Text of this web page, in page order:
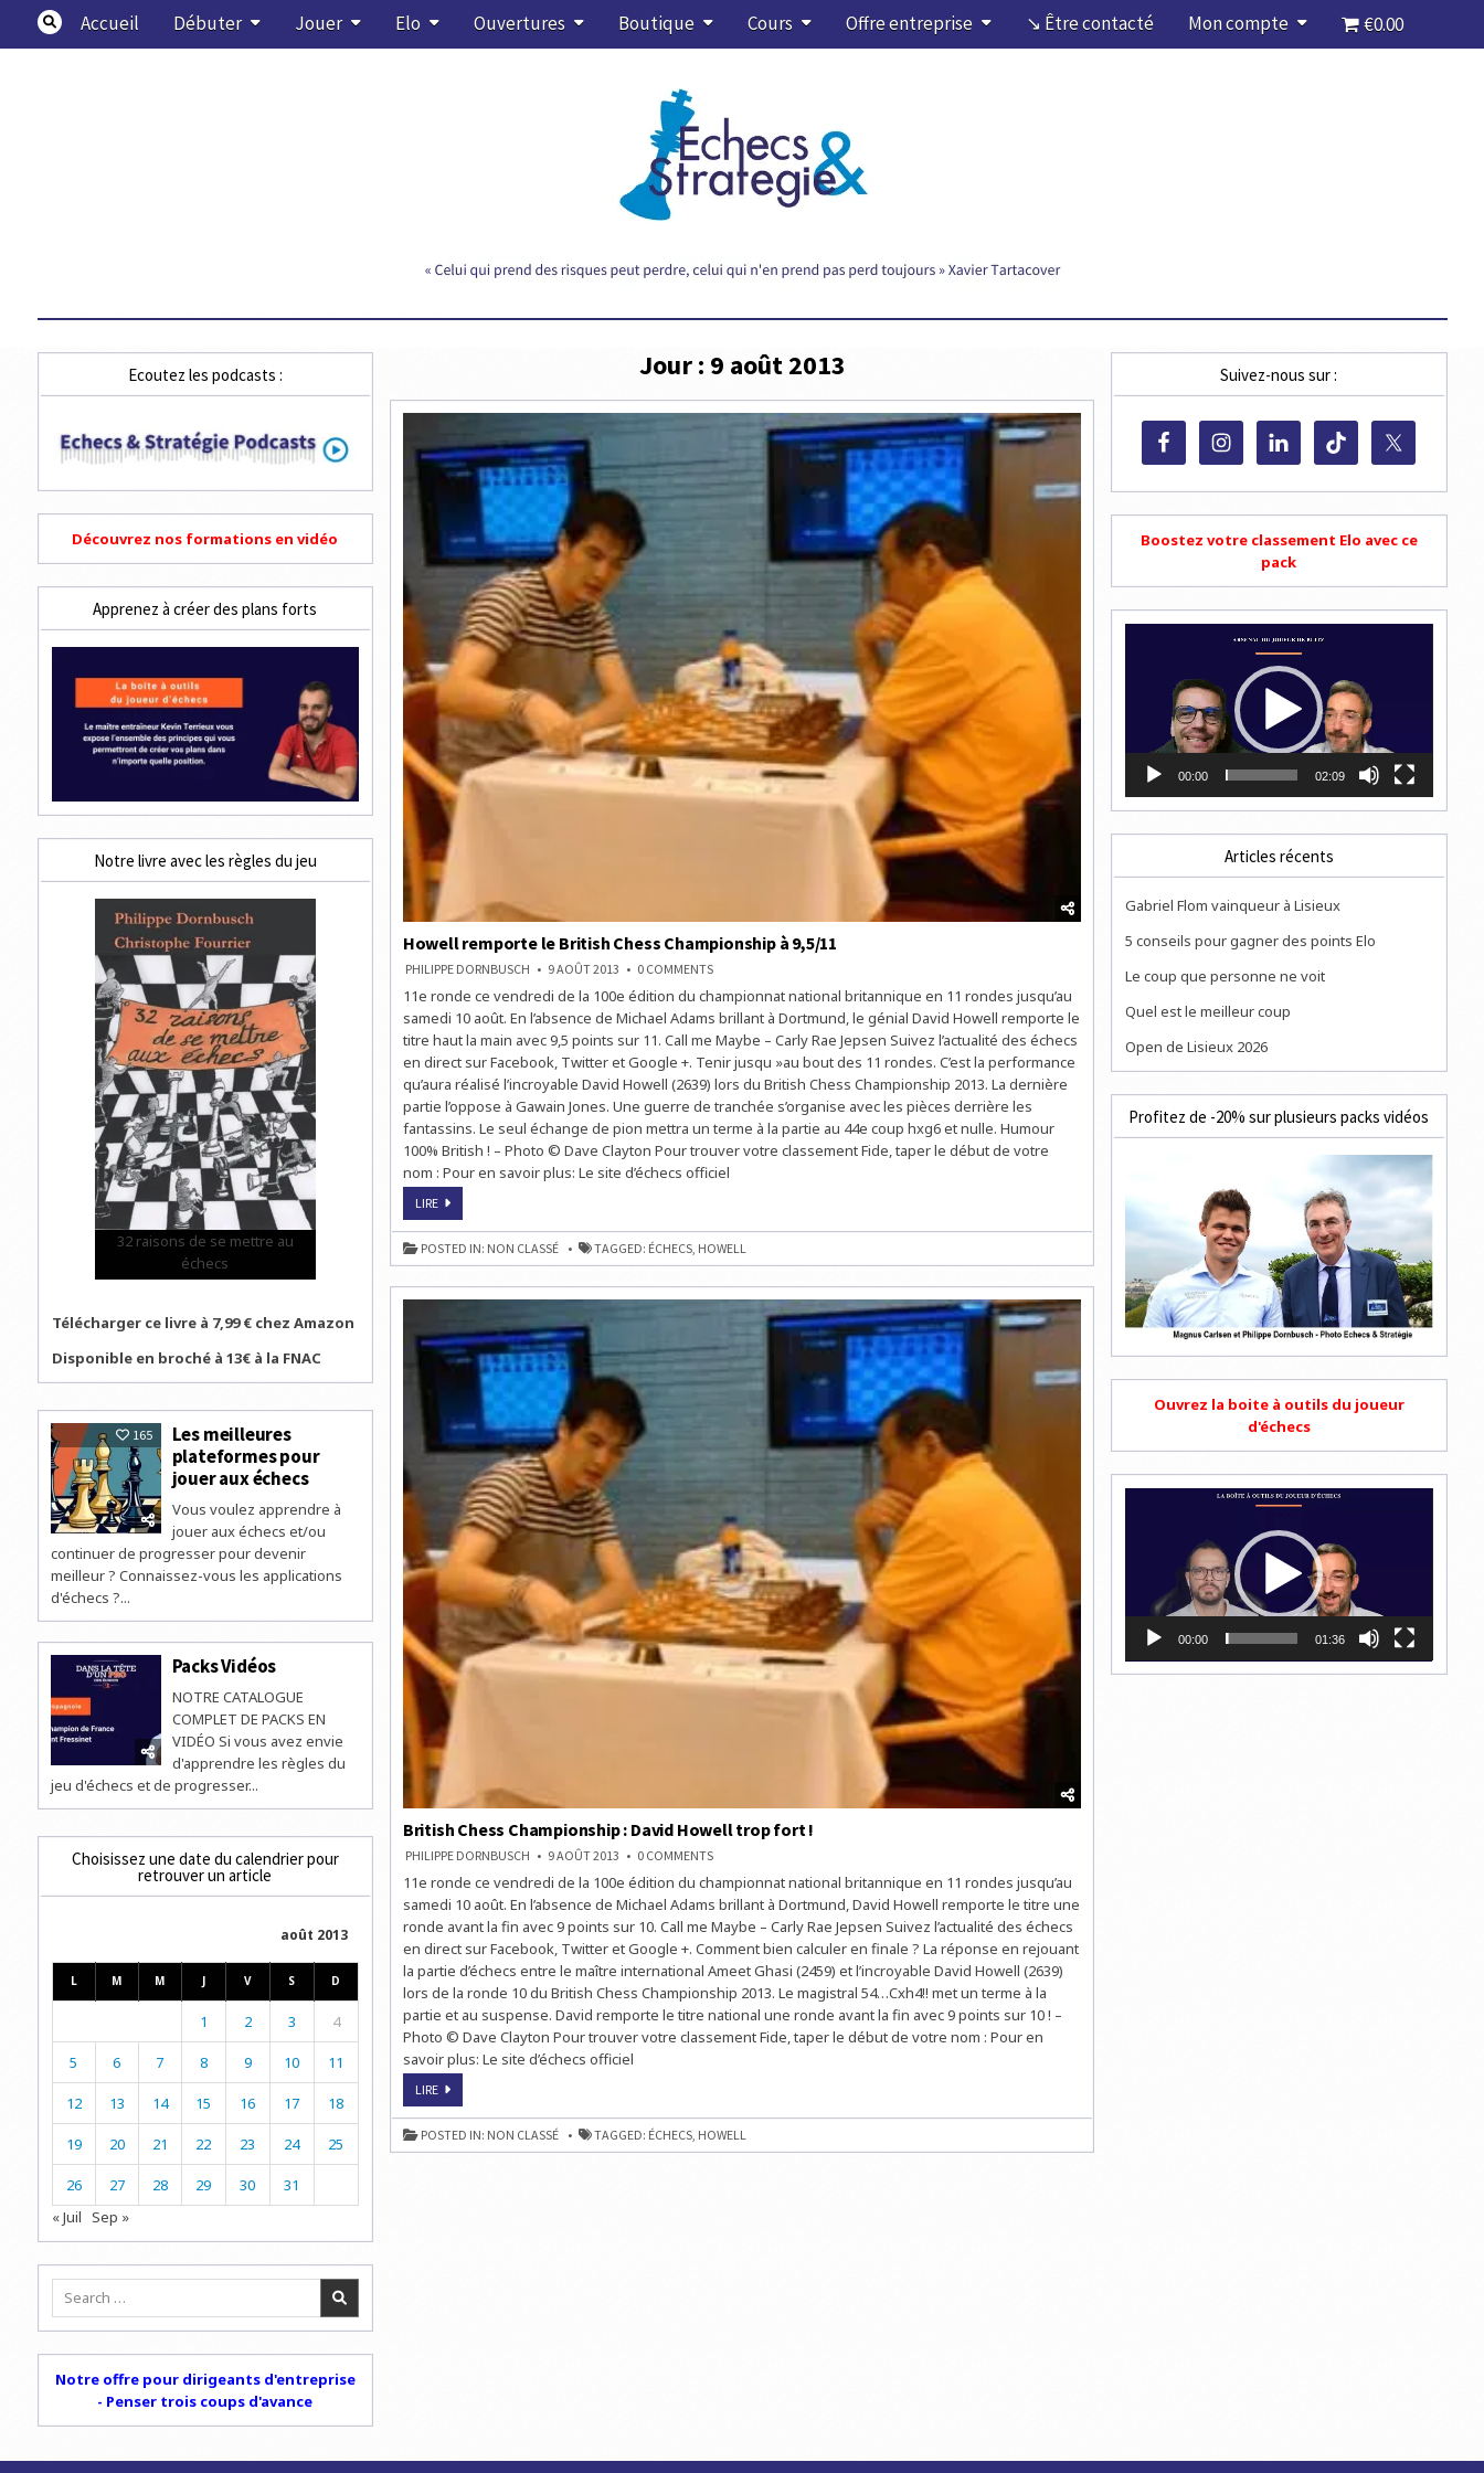
content
Accueil Débuter Jouer Elo Ouvertures Boutique Cours Offre entreprise ↘ Être contacté Mon compte €0.00
Jour : 9 août 2013
Howell remporte le British Chess Championship à 9,5/11
PHILIPPE DORNBUSCH 9 AOÛT 2013 0 COMMENTSON
REMPORTE
BRITISH
CHESS
CHAMPIONSHIP
À
9,5/11
11e ronde ce vendredi de la 100e édition du championnat national britannique en 11 rondes jusqu’au
samedi 10 août. En l’absence de Michael Adams brillant à Dortmund, le génial David Howell remporte le
titre haut la main avec 9,5 points sur 11. Call me Maybe – Carly Rae Jepsen Suivez l’actualité des échecs
en direct sur Facebook, Twitter et Google +. Tenir jusqu »au bout des 11 rondes. C’est la performance
qu’aura réalisé l’incroyable David Howell (2639) lors du British Chess Championship 2013. La dernière
partie l’oppose à Gawain Jones. Une guerre de tranchée s’organise avec les pièces derrière les
fantassins. Le seul échange de pion mettra un terme à la partie au 44e coup hxg6 et nulle. Humour
100% British ! – Photo © Dave Clayton Pour trouver votre classement Fide, taper le début de votre
nom : Pour en savoir plus: Le site d’échecs officiel
LIREHOWELL
LE
BRITISH
CHESS
CHAMPIONSHIP
POSTED IN: NON CLASSÉ TAGGED: ÉCHECS, HOWELL
British Chess Championship : David Howell trop fort !
PHILIPPE DORNBUSCH 9 AOÛT 2013 0 COMMENTSON
CHESS
CHAMPIONSHIP
:
DAVID
HOWELL
TROP
!
11e ronde ce vendredi de la 100e édition du championnat national britannique en 11 rondes jusqu’au
samedi 10 août. En l’absence de Michael Adams brillant à Dortmund, David Howell remporte le titre une
ronde avant la fin avec 9 points sur 10. Call me Maybe – Carly Rae Jepsen Suivez l’actualité des échecs
en direct sur Facebook, Twitter et Google +. Comment bien calculer en finale ? La réponse en rejouant
la partie d’échecs entre le maître international Ameet Ghasi (2459) et l’incroyable David Howell (2639)
lors de la ronde 10 du British Chess Championship 2013. Le magistral 54…Cxh4!! met un terme à la
partie et au suspense. David remporte le titre national une ronde avant la fin avec 9 points sur 10 ! –
Photo © Dave Clayton Pour trouver votre classement Fide, taper le début de votre nom : Pour en
savoir plus: Le site d’échecs officiel
LIREBRITISH
CHAMPIONSHIP
:
DAVID
HOWELL
POSTED IN: NON CLASSÉ TAGGED: ÉCHECS, HOWELL
Ecoutez les podcasts :
Découvrez nos formations en vidéo
Apprenez à créer des plans forts
Notre livre avec les règles du jeu
32 raisons de se mettre au
échecs
Télécharger ce livre à 7,99 € chez Amazon
Disponible en broché à 13€ à la FNAC
165
Les meilleures
plateformes pour
jouer aux échecs
Vous voulez apprendre à
jouer aux échecs et/ou
continuer de progresser pour devenir
meilleur ? Connaissez-vous les applications
d'échecs ?...
Packs Vidéos
NOTRE CATALOGUE
COMPLET DE PACKS EN
VIDÉO Si vous avez envie
d'apprendre les règles du
jeu d'échecs et de progresser...
Choisissez une date du calendrier pour
retrouver un article
août 2013
L M M J V S D
1 2 3 4
5 6 7 8 9 10 11
12 13 14 15 16 17 18
19 20 21 22 23 24 25
26 27 28 29 30
31
« Juil Sep »
Search
Notre offre pour dirigeants d'entreprise
- Penser trois coups d'avance
Suivez-nous sur :
Boostez votre classement Elo avec ce
pack
00:00 02:09
Articles récents
Gabriel Flom vainqueur à Lisieux
5 conseils pour gagner des points Elo
Le coup que personne ne voit
Quel est le meilleur coup
Open de Lisieux 2026
Profitez de -20% sur plusieurs packs vidéos
Ouvrez la boite à outils du joueur
d'échecs
00:00 01:36